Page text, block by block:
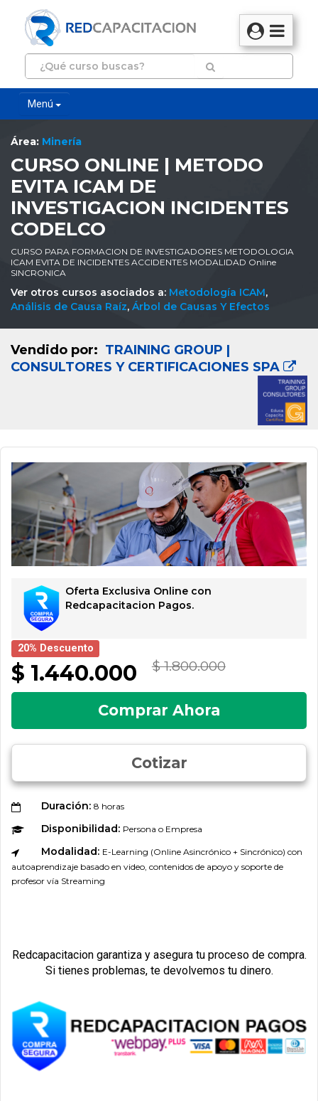
Menú
Área: Minería
CURSO ONLINE | METODO
EVITA ICAM DE
INVESTIGACION INCIDENTES
CODELCO
CURSO PARA FORMACION DE INVESTIGADORES METODOLOGIA
ICAM EVITA DE INCIDENTES ACCIDENTES MODALIDAD Online
SINCRONICA
Ver otros cursos asociados a: Metodología ICAM,
Análisis de Causa Raíz, Árbol de Causas Y Efectos
Vendido por: TRAINING GROUP |
CONSULTORES Y CERTIFICACIONES SPA
Oferta Exclusiva Online con
Redcapacitacion Pagos.
20% Descuento
$ 1.440.000 $ 1.800.000
Comprar Ahora
Cotizar
Duración: 8 horas
Disponibilidad: Persona o Empresa
Modalidad: E-Learning (Online Asincrónico + Sincrónico) con
autoaprendizaje basado en video, contenidos de apoyo y soporte de
profesor vía Streaming
Redcapacitacion garantiza y asegura tu proceso de compra.
Si tienes problemas, te devolvemos tu dinero.